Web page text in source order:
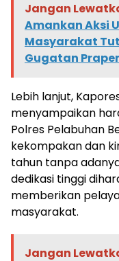
Jangan
Amankan Aksi
Masyarakat
Gugatan
Lebih lanjut,
menyampaikan
Polres Pelabuhan
kekompakan dan
tahun tanpa
dedikasi tinggi
memberikan
masyarakat.
Jangan